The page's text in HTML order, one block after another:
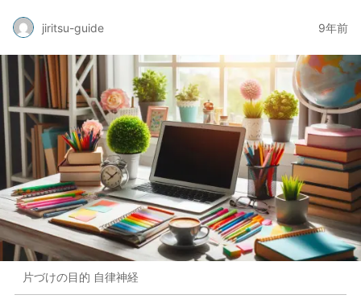
jiritsu-guide 9年前
片づけの目的 自律神経